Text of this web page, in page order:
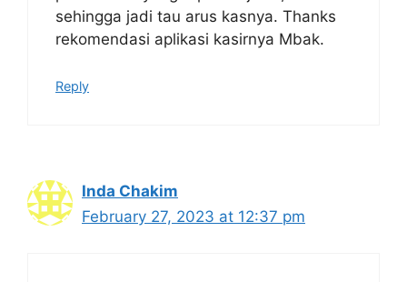
sehingga jadi tau arus kasnya. Thanks
rekomendasi aplikasi kasirnya Mbak.
Reply
Inda Chakim
February 27, 2023 at 12:37 pm